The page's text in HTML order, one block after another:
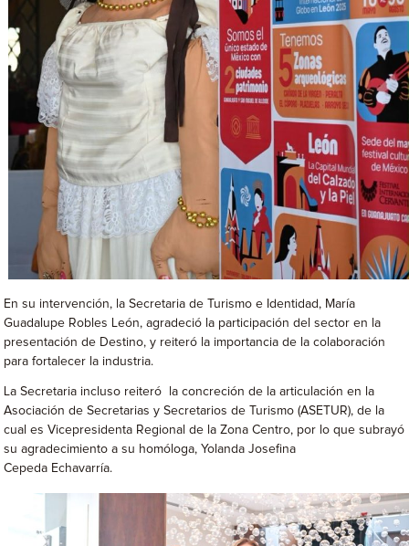
En su intervención, la Secretaria de Turismo e Identidad, María
Guadalupe Robles León, agradeció la participación del sector en la
presentación de Destino, y reiteró la importancia de la colaboración
para fortalecer la industria.
La Secretaria incluso reiteró la concreción de la articulación en la
Asociación de Secretarias y Secretarios de Turismo (ASETUR), de la
cual es Vicepresidenta Regional de la Zona Centro, por lo que subrayó
su agradecimiento a su homóloga, Yolanda Josefina
Cepeda Echavarría.